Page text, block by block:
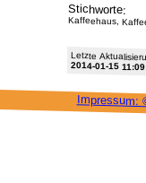
Stichworte:
Kaffeehaus,
Letzte
2014-01-15
Impressum: